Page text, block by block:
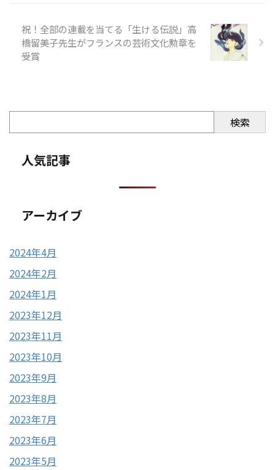
祝！全部の連載を当てる「生ける伝説」高
橋留美子先生がフランスの芸術文化勲章を
受賞
検索
人気記事
アーカイブ
2024年4月
2024年2月
2024年1月
2023年12月
2023年11月
2023年10月
2023年9月
2023年8月
2023年7月
2023年6月
2023年5月